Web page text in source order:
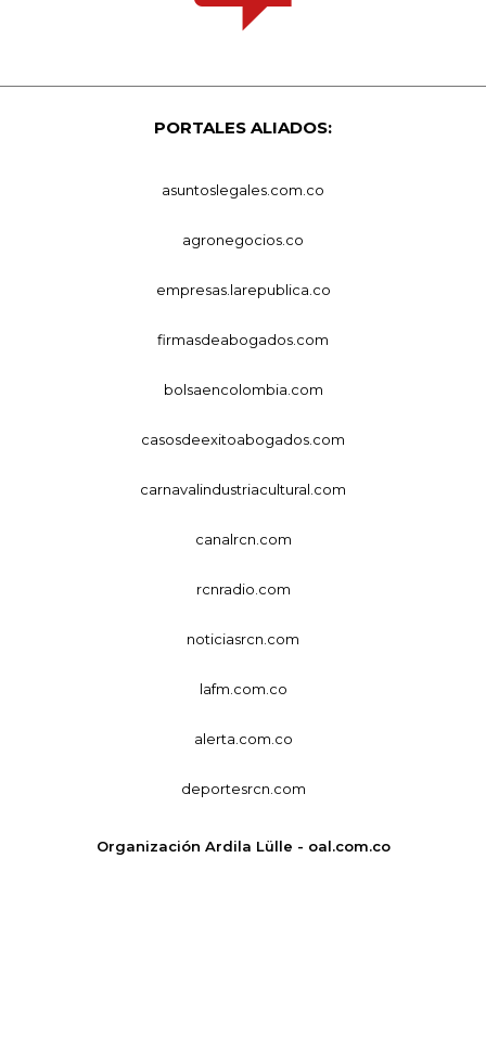
PORTALES ALIADOS:
asuntoslegales.com.co
agronegocios.co
empresas.larepublica.co
firmasdeabogados.com
bolsaencolombia.com
casosdeexitoabogados.com
carnavalindustriacultural.com
canalrcn.com
rcnradio.com
noticiasrcn.com
lafm.com.co
alerta.com.co
deportesrcn.com
Organización Ardila Lülle - oal.com.co